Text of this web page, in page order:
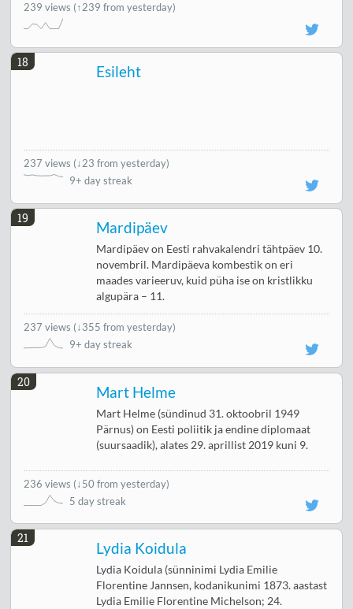
239 views (↑239 from yesterday)
18
Esileht
237 views (↓23 from yesterday)
9+ day streak
19
Mardipäev
Mardipäev on Eesti rahvakalendri tähtpäev 10.
novembril. Mardipäeva kombestik on eri
maades varieeruv, kuid püha ise on kristlikku
algupära – 11.
237 views (↓355 from yesterday)
9+ day streak
20
Mart Helme
Mart Helme (sündinud 31. oktoobril 1949
Pärnus) on Eesti poliitik ja endine diplomaat
(suursaadik), alates 29. aprillist 2019 kuni 9.
236 views (↓50 from yesterday)
5 day streak
21
Lydia Koidula
Lydia Koidula (sünninimi Lydia Emilie
Florentine Jannsen, kodanikunimi 1873. aastast
Lydia Emilie Florentine Michelson; 24.